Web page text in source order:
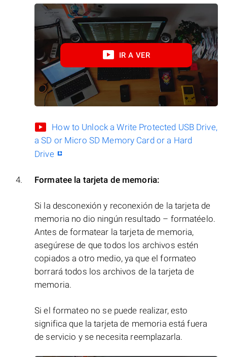
IR A VER
How to Unlock a Write Protected USB Drive,
a SD or Micro SD Memory Card or a Hard
Drive
Formatee la tarjeta de memoria:
Si la desconexión y reconexión de la tarjeta de
memoria no dio ningún resultado – formatéelo.
Antes de formatear la tarjeta de memoria,
asegúrese de que todos los archivos estén
copiados a otro medio, ya que el formateo
borrará todos los archivos de la tarjeta de
memoria.
Si el formateo no se puede realizar, esto
significa que la tarjeta de memoria está fuera
de servicio y se necesita reemplazarla.